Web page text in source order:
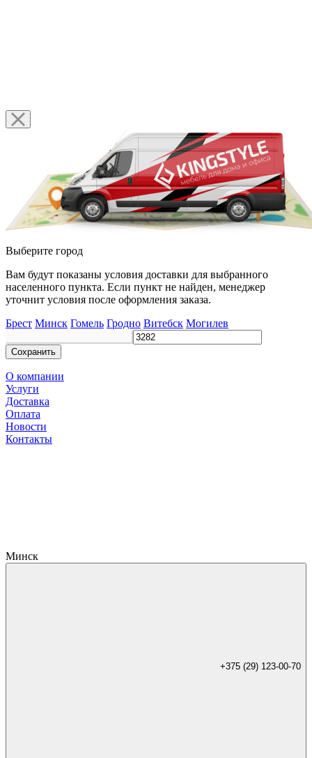
Выберите город
Вам будут показаны условия доставки для выбранного
населенного пункта. Если пункт не найден, менеджер
уточнит условия после оформления заказа.
Брест Минск Гомель Гродно Витебск Могилев
Сохранить
О компании
Услуги
Доставка
Оплата
Новости
Контакты
Минск
+375 (29) 123-00-70